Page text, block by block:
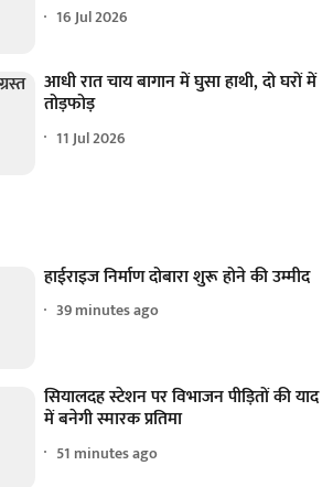
16 Jul 2026
आधी रात चाय बागान में घुसा हाथी, दो घरों में
तोड़फोड़
11 Jul 2026
हाईराइज निर्माण दोबारा शुरू होने की उम्मीद
39 minutes ago
सियालदह स्टेशन पर विभाजन पीड़ितों की याद
में बनेगी स्मारक प्रतिमा
51 minutes ago